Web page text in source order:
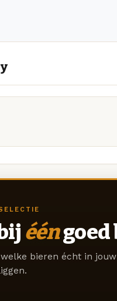
ééngoed
bieren écht in